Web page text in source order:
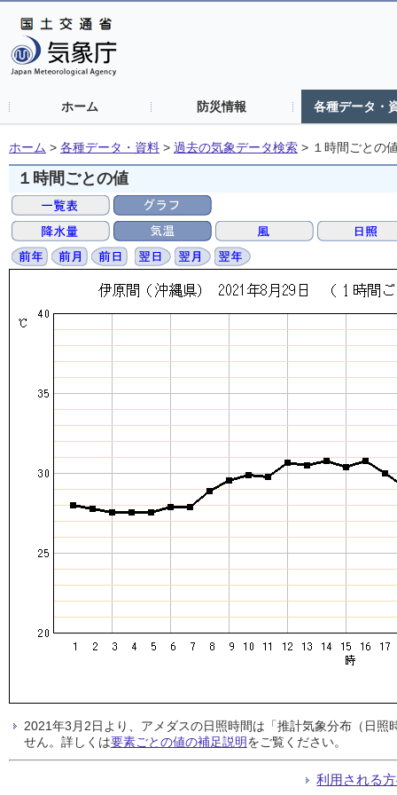
ホーム 防災情報 各種データ・
ホーム > 各種データ・資料 > 過去の気象データ検索 > １時間ごとの
１時間ごとの値
2021年3月2日より、アメダスの日照時間は「推計気象分布（日
せん。詳しくは要素ごとの値の補足説明をご覧ください。
利用される